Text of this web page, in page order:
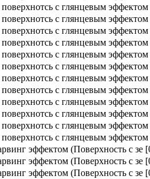
с глянцевым эффектом
с глянцевым эффектом
с глянцевым эффектом
с глянцевым эффектом
с глянцевым эффектом
с глянцевым эффектом
с глянцевым эффектом
с глянцевым эффектом
с глянцевым эффектом
с глянцевым эффектом
с глянцевым эффектом
с глянцевым эффектом
эффектом (Поверхность с зе
эффектом (Поверхность с зе
эффектом (Поверхность с зе